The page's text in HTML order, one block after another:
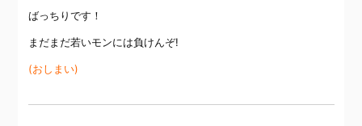
ばっちりです！
まだまだ若いモンには負けんぞ!
(おしまい)